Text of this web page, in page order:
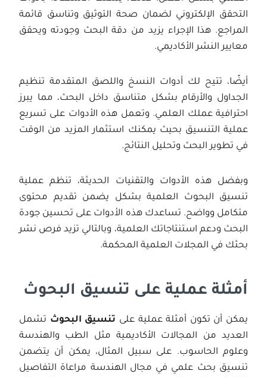
التحقق الإلكتروني لضمان صحة التوثيق وتناسق قائمة
المراجع. هذا الإجراء يزيد من دقة البحث وجودته ويحقق
معايير النشر الأكاديمي.
أيضًا، تتيح لك أدوات النسخ واللصق المتقدمة تنظيم
الجداول والأرقام بشكل متناسق داخل البحث، مما يبرز
احترافية عملك العلمي. وتعمل هذه الأدوات على تسريع
عملية التنسيق بحيث يمكنك استثمار المزيد من الوقت
في تطوير البحث وتحليل النتائج.
وبفضل هذه الأدوات والتقنيات الحديثة، تنظم عملية
تنسيق البحوث العلمية بشكل يضمن تقديم محتوى
متكامل وواضح. تساعدك هذه الأدوات على تحسين جودة
البحث ودعم استنتاجاتك العلمية، وبالتالي تزيد فرص نشر
بحثك في المجلات العلمية المحكمة.
أمثلة عملية على تنسيق البحوث
يمكن أن تكون أمثلة عملية على تنسيق البحوث تشمل
العديد من المجالات الأكاديمية مثل الطب والهندسة
وعلوم الحاسوب. على سبيل المثال، يمكن أن يتضمن
تنسيق بحث علمي في مجال الهندسة مراعاة التفاصيل